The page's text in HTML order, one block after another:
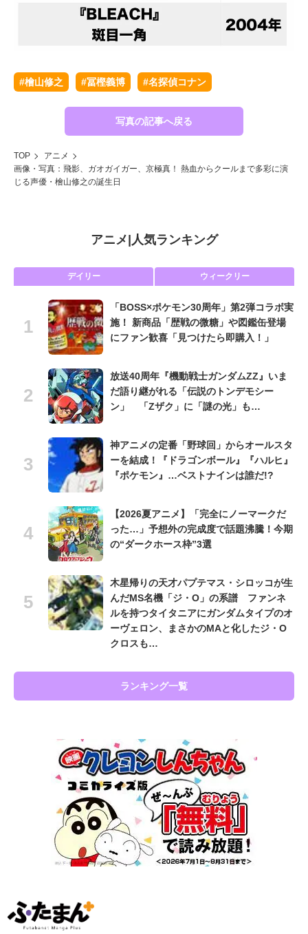
#檜山修之 #冨樫義博 #名探偵コナン
写真の記事へ戻る
TOP
アニメ
画像・写真：飛影、ガオガイガー、京極真！ 熱血からクールまで多彩に演
じる声優・檜山修之の誕生日
アニメ 人気ランキング
デイリー ウィークリー
「BOSS×ポケモン30周年」第2弾コラボ実
施！ 新商品「歴戦の微糖」や図鑑缶登場
にファン歓喜「見つけたら即購入！」
放送40周年『機動戦士ガンダムZZ』いま
だ語り継がれる「伝説のトンデモシー
ン」 「Zザク」に「謎の光」も…
神アニメの定番「野球回」からオールスタ
ーを結成！『ドラゴンボール』『ハルヒ』
『ポケモン』…ベストナインは誰だ!?
【2026夏アニメ】「完全にノーマークだ
った…」予想外の完成度で話題沸騰！今期
の“ダークホース枠”3選
木星帰りの天才パプテマス・シロッコが生
んだMS名機「ジ・O」の系譜 ファンネ
ルを持つタイタニアにガンダムタイプのオ
ーヴェロン、まさかのMAと化したジ・O
クロスも…
ランキング一覧